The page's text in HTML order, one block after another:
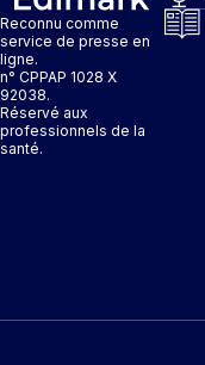
Reconnu comme
service de presse en
ligne.
n° CPPAP 1028 X
92038.
Réservé aux
professionnels de la
santé.